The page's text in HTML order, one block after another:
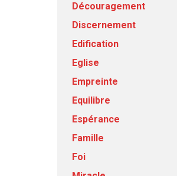
Découragement
Discernement
Edification
Eglise
Empreinte
Equilibre
Espérance
Famille
Foi